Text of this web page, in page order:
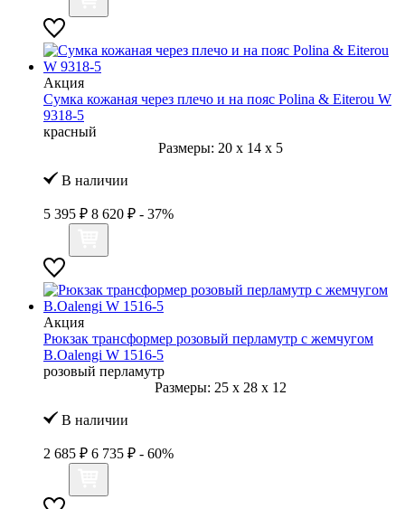
Акция
Сумка кожаная через плечо и на пояс Polina & Eiterou W
9318-5
красный
Размеры: 20 x 14 x 5
В наличии
5 395 ₽ 8 620 ₽ - 37%
Акция
Рюкзак трансформер розовый перламутр с жемчугом
B.Oalengi W 1516-5
розовый перламутр
Размеры: 25 x 28 x 12
В наличии
2 685 ₽ 6 735 ₽ - 60%